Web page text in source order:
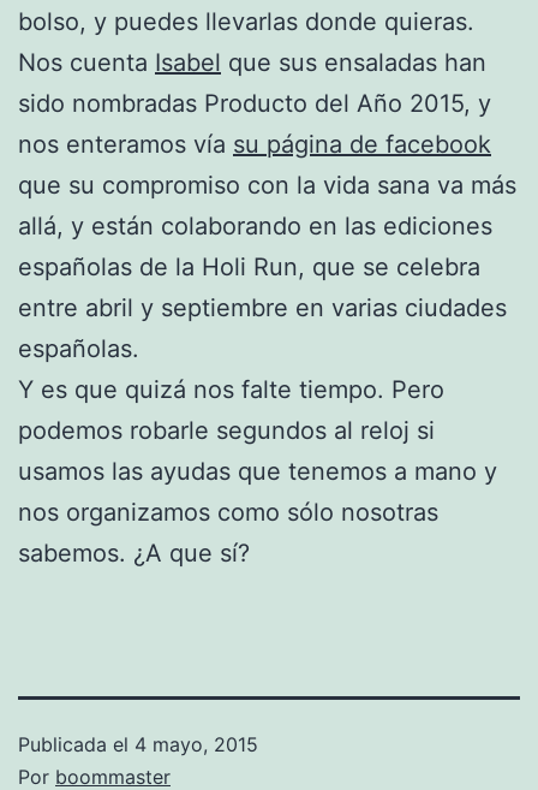
bolso, y puedes llevarlas donde quieras.
Nos cuenta Isabel que sus ensaladas han
sido nombradas Producto del Año 2015, y
nos enteramos vía su página de facebook
que su compromiso con la vida sana va más
allá, y están colaborando en las ediciones
españolas de la Holi Run, que se celebra
entre abril y septiembre en varias ciudades
españolas.
Y es que quizá nos falte tiempo. Pero
podemos robarle segundos al reloj si
usamos las ayudas que tenemos a mano y
nos organizamos como sólo nosotras
sabemos. ¿A que sí?
Publicada el 4 mayo, 2015
Por boommaster